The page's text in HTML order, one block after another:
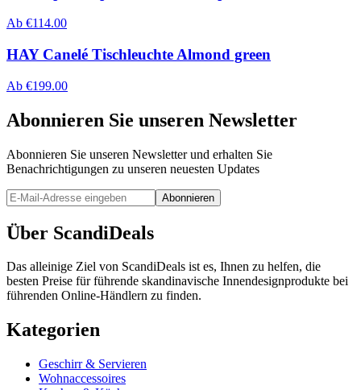
Ab €114.00
HAY Canelé Tischleuchte Almond green
Ab €199.00
Abonnieren Sie unseren Newsletter
Abonnieren Sie unseren Newsletter und erhalten Sie
Benachrichtigungen zu unseren neuesten Updates
Abonnieren
Über ScandiDeals
Das alleinige Ziel von ScandiDeals ist es, Ihnen zu helfen, die
besten Preise für führende skandinavische Innendesignprodukte bei
führenden Online-Händlern zu finden.
Kategorien
Geschirr & Servieren
Wohnaccessoires